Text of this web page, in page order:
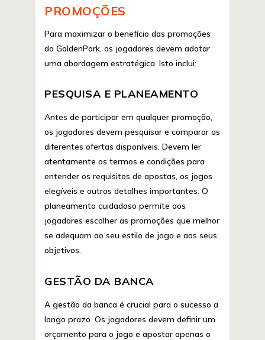
PROMOÇÕES
Para maximizar o benefício das promoções
do GoldenPark, os jogadores devem adotar
uma abordagem estratégica. Isto inclui:
PESQUISA E PLANEAMENTO
Antes de participar em qualquer promoção,
os jogadores devem pesquisar e comparar as
diferentes ofertas disponíveis. Devem ler
atentamente os termos e condições para
entender os requisitos de apostas, os jogos
elegíveis e outros detalhes importantes. O
planeamento cuidadoso permite aos
jogadores escolher as promoções que melhor
se adequam ao seu estilo de jogo e aos seus
objetivos.
GESTÃO DA BANCA
A gestão da banca é crucial para o sucesso a
longo prazo. Os jogadores devem definir um
orçamento para o jogo e apostar apenas o